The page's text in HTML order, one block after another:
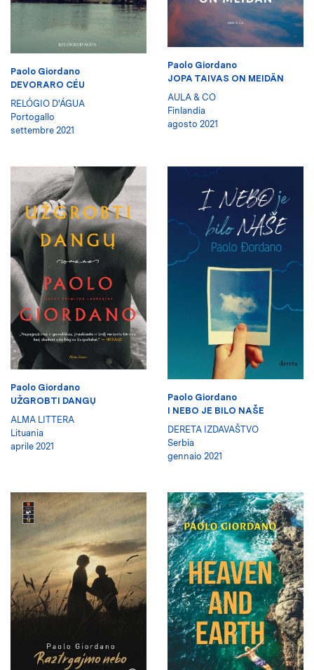
Paolo Giordano
DEVORARO CÉU
RELÓGIO D'ÁGUA
Portogallo
settembre 2021
Paolo Giordano
JOPA TAIVAS ON MEIDÄN
AULA & CO
Finlandia
agosto 2021
Paolo Giordano
UŽGROBTI DANGŲ
ALMA LITTERA
Lituania
aprile 2021
Paolo Giordano
I NEBO JE BILO NAŠE
DERETA IZDAVAŠTVO
Serbia
gennaio 2021